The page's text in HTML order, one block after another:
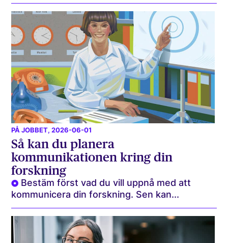
PÅ JOBBET, 2026-06-01
Så kan du planera
kommunikationen kring din
forskning
Bestäm först vad du vill uppnå med att
kommunicera din forskning. Sen kan...